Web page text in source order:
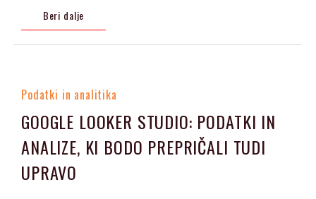
Beri dalje
Podatki in analitika
GOOGLE LOOKER STUDIO: PODATKI IN
ANALIZE, KI BODO PREPRIČALI TUDI
UPRAVO